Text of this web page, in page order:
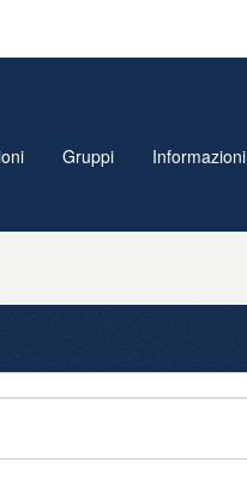
Gruppi Informazioni